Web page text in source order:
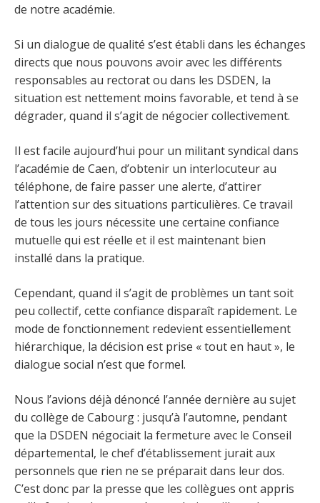
de notre académie.
Si un dialogue de qualité s’est établi dans les échanges
directs que nous pouvons avoir avec les différents
responsables au rectorat ou dans les DSDEN, la
situation est nettement moins favorable, et tend à se
dégrader, quand il s’agit de négocier collectivement.
Il est facile aujourd’hui pour un militant syndical dans
l’académie de Caen, d’obtenir un interlocuteur au
téléphone, de faire passer une alerte, d’attirer
l’attention sur des situations particulières. Ce travail
de tous les jours nécessite une certaine confiance
mutuelle qui est réelle et il est maintenant bien
installé dans la pratique.
Cependant, quand il s’agit de problèmes un tant soit
peu collectif, cette confiance disparaît rapidement. Le
mode de fonctionnement redevient essentiellement
hiérarchique, la décision est prise « tout en haut », le
dialogue social n’est que formel.
Nous l’avions déjà dénoncé l’année dernière au sujet
du collège de Cabourg : jusqu’à l’automne, pendant
que la DSDEN négociait la fermeture avec le Conseil
départemental, le chef d’établissement jurait aux
personnels que rien ne se préparait dans leur dos.
C’est donc par la presse que les collègues ont appris